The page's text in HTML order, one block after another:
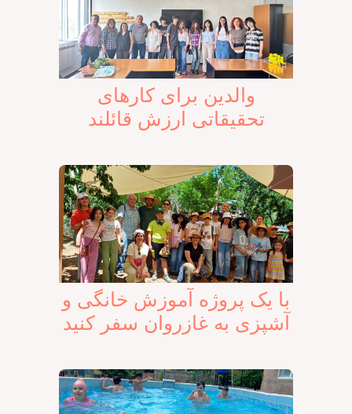
والدین برای کارهای
تحقیقاتی ارزش قائلند
با یک پروژه آموزش خانگی و
آشپزی به غازروان سفر کنید